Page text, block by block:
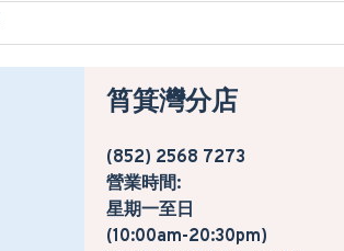
筲箕灣分店
(852) 2568 7273
營業時間:
星期一至日
(10:00am-20:30pm)